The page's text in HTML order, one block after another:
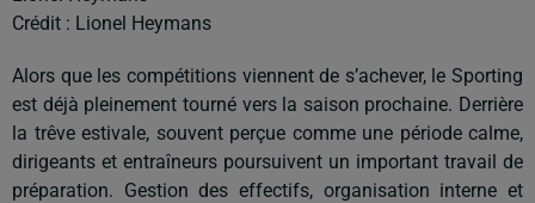
Crédit : Lionel Heymans
Alors que les compétitions viennent de s’achever, le Sporting
est déjà pleinement tourné vers la saison prochaine. Derrière
la trêve estivale, souvent perçue comme une période calme,
dirigeants et entraîneurs poursuivent un important travail de
préparation. Gestion des effectifs, organisation interne et